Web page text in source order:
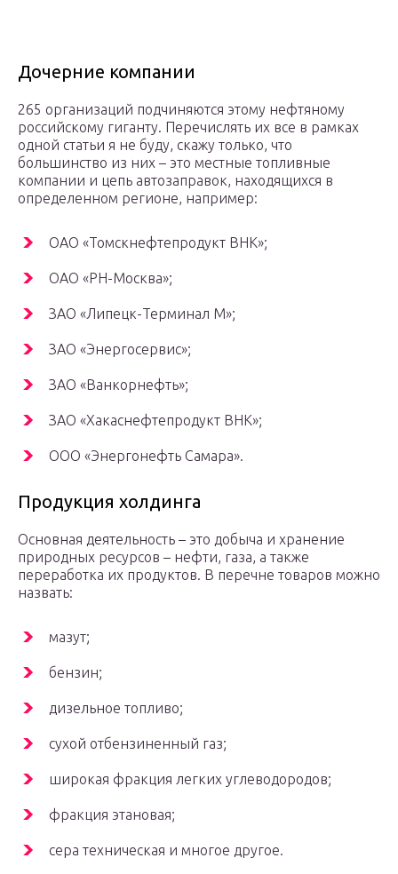
Дочерние компании
265 организаций подчиняются этому нефтяному
российскому гиганту. Перечислять их все в рамках
одной статьи я не буду, скажу только, что
большинство из них – это местные топливные
компании и цепь автозаправок, находящихся в
определенном регионе, например:
ОАО «Томскнефтепродукт ВНК»;
ОАО «РН-Москва»;
ЗАО «Липецк-Терминал М»;
ЗАО «Энергосервис»;
ЗАО «Ванкорнефть»;
ЗАО «Хакаснефтепродукт ВНК»;
ООО «Энергонефть Самара».
Продукция холдинга
Основная деятельность – это добыча и хранение
природных ресурсов – нефти, газа, а также
переработка их продуктов. В перечне товаров можно
назвать:
мазут;
бензин;
дизельное топливо;
сухой отбензиненный газ;
широкая фракция легких углеводородов;
фракция этановая;
сера техническая и многое другое.